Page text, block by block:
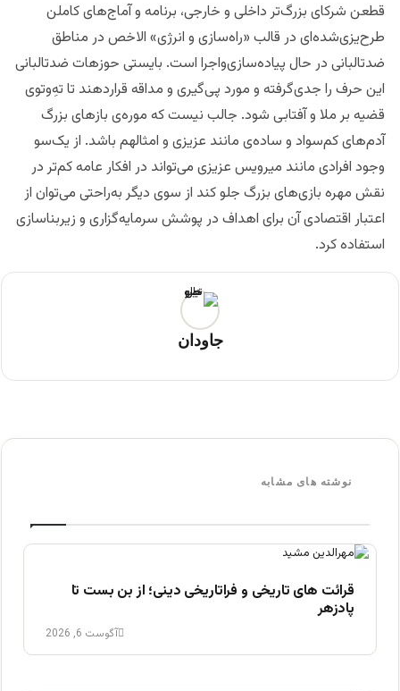
قطعن شرکای بزرگ‌تر داخلی و خارجی، برنامه و آماج‌های کاملن
طرح‌یزی‌شده‌‌ای در قالب «راه‌سازی و انرژی» الاخص در مناطق
ضدتالبانی در حال پیاده‌سازی‌واجرا است. بایستی حوزهات ضدتالبانی
این حرف را جدی‌گرفته و مورد پی‌گیری و مداقه قراردهند تا تهِ‌وتوی
قضیه بر ملا و آفتابی شود. جالب نیست که موره‌ی بازهای بزرگ
آدم‌های کم‌سواد و ساده‌ی مانند عزیزی و امثالهم باشد. از یک‌سو
وجود افرادی مانند میرویس عزیزی می‌تواند در افکار عامه کم‌تر در
نقش مهره‌ بازی‌های بزرگ جلو کند از سوی دیگر به‌راحتی می‌توان از
اعتبار اقتصادی آن برای اهداف در پوشش سرمایه‌گزاری و زیربناسازی
استفاده کرد.
جاودان
نوشته های مشابه
قرائت های تاریخی و فراتاریخی دینی؛ از بن بست تا
پادزهر
آگوست 6, 2026